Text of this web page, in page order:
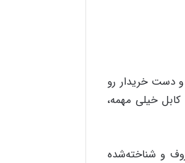
و دست خریدار رو
کابل خیلی مهمه،
به اسم 7 برند معروف و شناخته‌شده